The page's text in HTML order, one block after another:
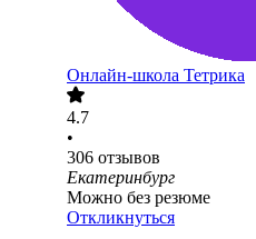
Онлайн-школа Тетрика
4.7
•
306 отзывов
Екатеринбург
Можно без резюме
Откликнуться